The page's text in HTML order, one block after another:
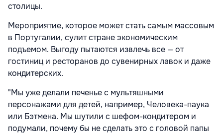
столицы.
Мероприятие, которое может стать самым массовым
в Португалии, сулит стране экономическим
подъемом. Выгоду пытаются извлечь все — от
гостиниц и ресторанов до сувенирных лавок и даже
кондитерских.
"Мы уже делали печенье с мультяшными
персонажами для детей, например, Человека-паука
или Бэтмена. Мы шутили с шефом-кондитером и
подумали, почему бы не сделать это с головой папы